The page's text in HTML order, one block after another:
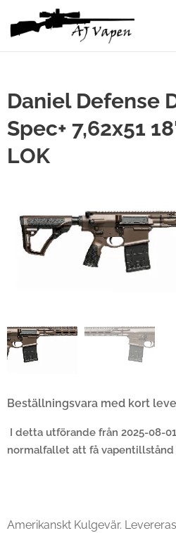
Daniel Defense
Spec+ 7,62x51
LOK
Beställningsvara med kort
I detta utförande från 2025-08-
normalfallet att få
Amerikanskt Kulgevär.